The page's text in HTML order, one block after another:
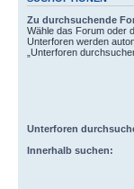
Zu durchsuchende
Wähle das Forum oder
Unterforen werden
„Unterforen
Unterforen
Innerhalb suchen: